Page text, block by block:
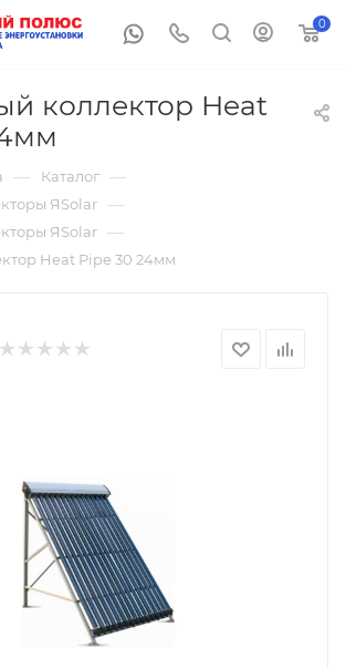
0
коллектор Heat
— Каталог —
ЯSolar —
ЯSolar —
Heat Pipe 30 24мм